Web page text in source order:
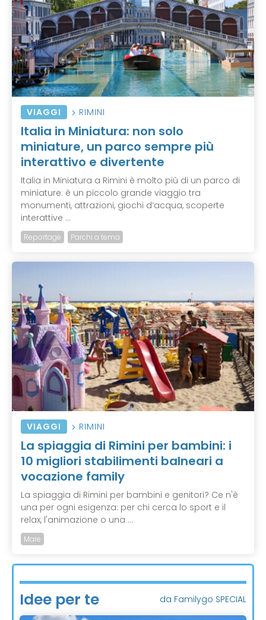
VIAGGI RIMINI
Italia in Miniatura: non solo
miniature, un parco sempre più
interattivo e divertente
Italia in Miniatura a Rimini è molto più di un parco di
miniature: è un piccolo grande viaggio tra
monumenti, attrazioni, giochi d’acqua, scoperte
interattive ...
Reportage Parchi a tema
VIAGGI RIMINI
La spiaggia di Rimini per bambini: i
10 migliori stabilimenti balneari a
vocazione family
La spiaggia di Rimini per bambini e genitori? Ce n'è
una per ogni esigenza: per chi cerca lo sport e il
relax, l'animazione o una ...
Mare
Idee per te da Familygo SPECIAL